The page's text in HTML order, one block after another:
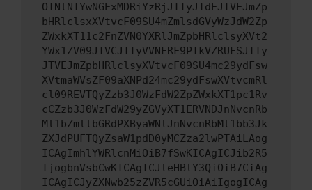
OTNlNTYwNGExMDRiYzRjJTIyJTdEJTVEJmZp
bHRlclsxXVtvcF09SU4mZmlsdGVyWzJdW2Zp
ZWxkXT11c2FnZVN0YXRlJmZpbHRlclsyXVt2
YWx1ZV09JTVCJTIyVVNFRF9PTkVZRUFSJTIy
JTVEJmZpbHRlclsyXVtvcF09SU4mc29ydFsw
XVtmaWVsZF09aXNPd24mc29ydFswXVtvcmRl
cl09REVTQyZzb3J0WzFdW2ZpZWxkXT1pc1Rv
cCZzb3J0WzFdW29yZGVyXT1ERVNDJnNvcnRb
Ml1bZmllbGRdPXByaWNlJnNvcnRbMl1bb3Jk
ZXJdPUFTQyZsaW1pdD0yMCZza2lwPTAiLAog
ICAgImhlYWRlcnMiOiB7fSwKICAgICJib2R5
IjogbnVsbCwKICAgICJleHBlY3QiOiB7CiAg
ICAgICJyZXNwb25zZVR5cGUiOiAiIgogICAg